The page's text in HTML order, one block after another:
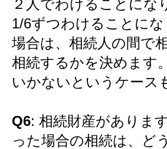
２人でわけることにな
1/6ずつわけることに
場合は、相続人の間で
相続するかを決めます
いかないというケース
Q6: 相続財産がありま
った場合の相続は、ど